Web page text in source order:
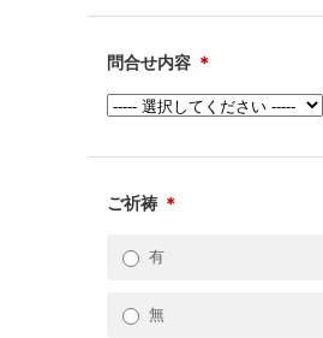
問合せ内容 ＊
ご祈祷 ＊
有
無